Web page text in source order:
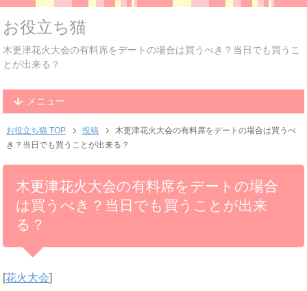
お役立ち猫
木更津花火大会の有料席をデートの場合は買うべき？当日でも買うこ
とが出来る？
メニュー
お役立ち猫 TOP 投稿
木更津花火大会の有料席をデートの場合は買うべ
き？当日でも買うことが出来る？
木更津花火大会の有料席をデートの場合
は買うべき？当日でも買うことが出来
る？
[花火大会]